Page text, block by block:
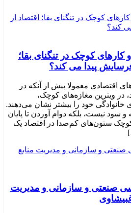
کوچک در تنگنای بقا؛
فرسایش پیدا می کند؟
اقتصادی معمولا پیش از آنکه در
در ویترین مغازه‌های کوچک،
خانوادگی خود را بیشتر نشان می‌دهند.
سود نیست، بلکه دوام آوردن تا پایان
ستون‌های کم‌صدا در اقتصاد یک
صنعتی و سازمانی و مدیریت